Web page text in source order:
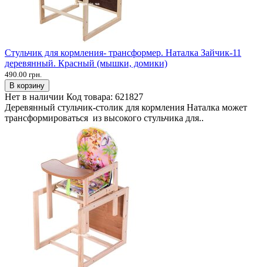
Стульчик для кормления- трансформер. Наталка Зайчик-11
деревянный. Красный (мышки, домики)
490.00 грн.
В корзину
Нет в наличии Код товара: 621827
Деревянный стульчик-столик для кормления Наталка может
трансформироваться из высокого стульчика для..